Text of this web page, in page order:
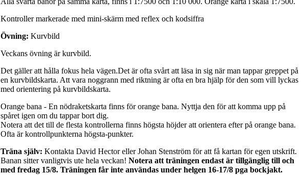
Kontroller markerade med mini-skärm med reflex och kodsiffra
Övning: Kurvbild
Veckans övning är kurvbild.
Det gäller att hålla fokus hela vägen.Det är ofta svårt att läsa in sig när man tappar greppet på
en kurvbildskarta. Att vara noggrann med riktning är ofta en bra hjälp för den som vill lyckas
med orientering på kurvbildskarta.
Orange bana - En nödraketskarta finns för orange bana. Nyttja den för att komma upp på
spåret igen om du tappar bort dig.
Notera att det till de flesta kontrollerna finns högsta höjder att orientera efter på orange bana.
Ofta är kontrollpunkterna högsta-punkter.
Träna själv: Kontakta David Hector eller Johan Stenström för att få kartan för egen utskrift.
Banan sitter vanligtvis ute hela veckan! Notera att träningen endast är tillgänglig till och
med fredag 15/8. Träningen får inte användas under helgen 16-17/8 pga bockjakt.